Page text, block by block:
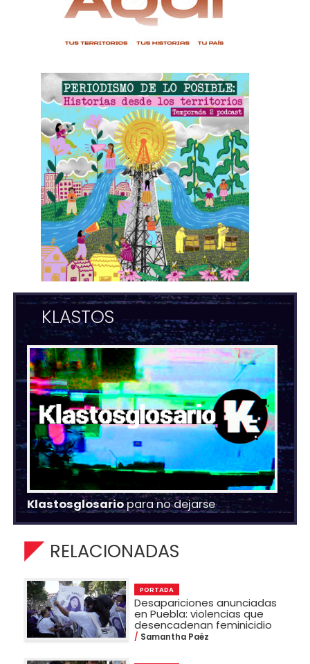
KLASTOS
Klastosglosariopara no dejarse
RELACIONADAS
PORTADA
Desapariciones anunciadas
en Puebla: violencias que
desencadenan feminicidio
Samantha Paéz